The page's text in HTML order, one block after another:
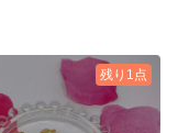
残り1点